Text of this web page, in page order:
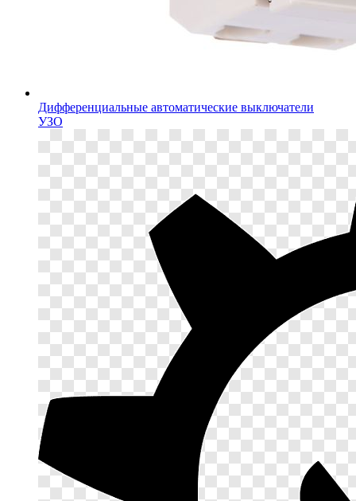
Дифференциальные автоматические выключатели
УЗО